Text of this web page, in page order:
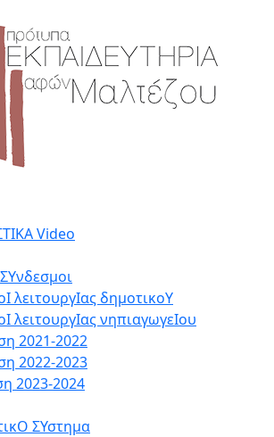
Video
λειτουργΙας δημοτικοΥ
λειτουργΙας νηπιαγωγεΙου
2021-2022
2022-2023
2023-2024
ΣΥστημα